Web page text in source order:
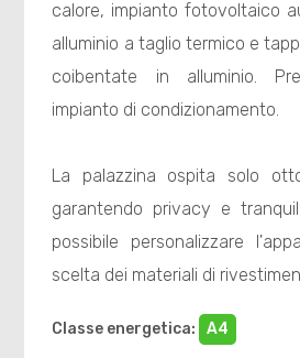
calore, impianto fotovoltaico
alluminio a taglio termico e
coibentate in alluminio.
impianto di condizionamento.
La palazzina ospita solo
garantendo privacy e
possibile personalizzare
scelta dei materiali di
Classe energetica: A4